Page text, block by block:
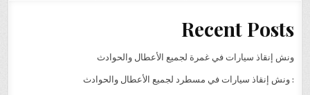
Recent Posts
ونش إنقاذ سيارات في غمرة لجميع الأعطال والحوادث
: ونش إنقاذ سيارات في مسطرد لجميع الأعطال والحوادث